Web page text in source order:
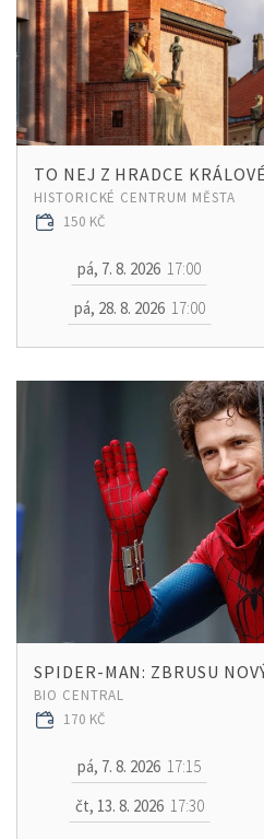
TO NEJ Z HRADCE KRÁLOVÉ
HISTORICKÉ CENTRUM MĚSTA
150 KČ
pá, 7. 8. 2026 17:00
pá, 28. 8. 2026 17:00
SPIDER-MAN: ZBRUSU
BIO CENTRAL
170 KČ
pá, 7. 8. 2026 17:15
čt, 13. 8. 2026 17:30